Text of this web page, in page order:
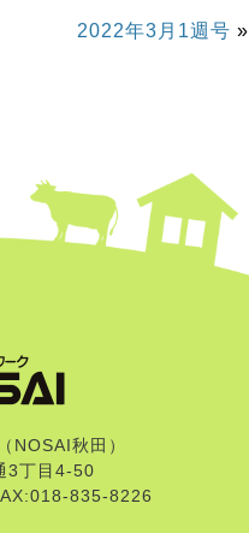
2022年3月1週号 »
NOSAI秋田）
3丁目4-50
835-8226